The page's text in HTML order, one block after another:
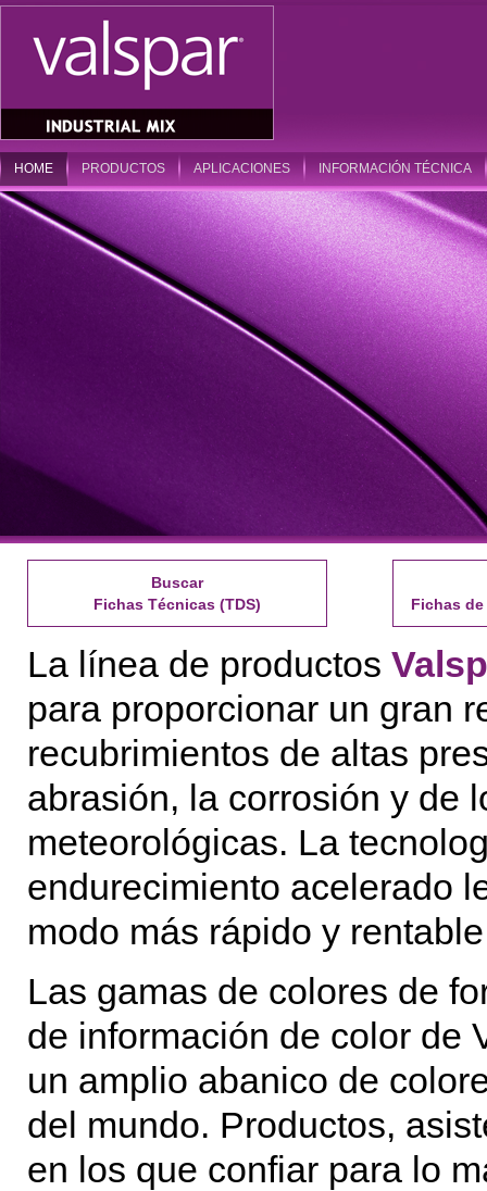
HOME PRODUCTOS APLICACIONES INFORMACIÓN TÉCNICA
Buscar
Fichas Técnicas (TDS)
Fichas
La línea de productos
para proporcionar un gran
recubrimientos de altas
abrasión, la corrosión y de
meteorológicas. La
endurecimiento acelerado
modo más rápido y
Las gamas de colores de
de información de color de
un amplio abanico de
del mundo. Productos,
en los que confiar para lo